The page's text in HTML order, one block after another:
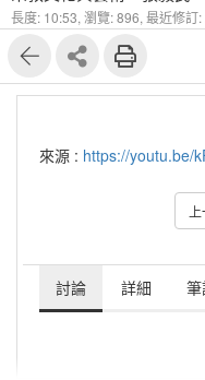
長度: 10:53, 瀏覽: 896, 最近修訂
來源 : https://youtu.be/
討論 詳細